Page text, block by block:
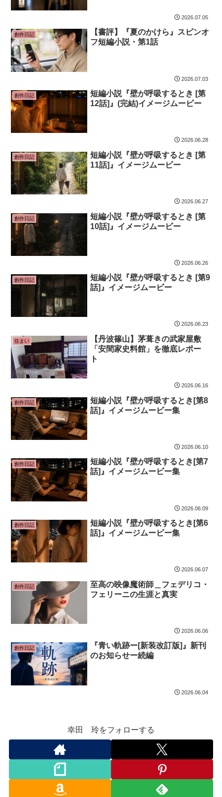
2026.07.05
創作日記
【書評】『夏のかけら』スピンオ
フ短編小説・第1話
2026.07.03
創作日記
短編小説『壁が呼吸するとき [第
12話]』(完結)イメージムービー
2026.06.28
創作日記
短編小説『壁が呼吸するとき [第
11話]』イメージムービー
2026.06.27
創作日記
短編小説『壁が呼吸するとき [第
10話]』イメージムービー
2026.06.26
創作日記
短編小説『壁が呼吸するとき [第9
話]』イメージムービー
2026.06.23
住まい
【丹波篠山】茅葺きの武家屋敷
「安間家史料館」を徹底レポー
ト
2026.06.16
創作日記
短編小説『壁が呼吸するとき[第8
話]』イメージムービー集
2026.06.10
創作日記
短編小説『壁が呼吸するとき[第7
話]』イメージムービー集
2026.06.09
創作日記
短編小説『壁が呼吸するとき[第6
話]』イメージムービー集
2026.06.07
創作日記
至高の映像魔術師＿フェデリコ・
フェリーニの生涯と真実
2026.06.06
創作日記
『青い軌跡ー[新装改訂版]』新刊
のお知らせー続編
2026.06.04
幸田 玲をフォローする